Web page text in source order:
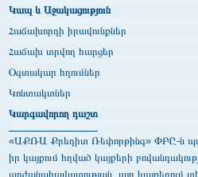
Կապ և Աջակացություն
Հաճախորդի իրավունքներ
Հաճախ տրվող հարցեր
Օգտակար հղումներ
Կոնտակտներ
Կարգավորող դաշտ
«ԱՔՌԱ Քրեդիտ Ռեփորթինգ» ՓԲԸ-ն
իր կայքում հղված կայքերի
արժանահավատության, այդ կայքերում